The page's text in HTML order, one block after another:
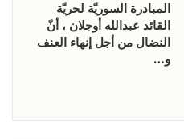
المبادرة السوريّة لحريّة
القائد عبدالله أوجلان ، أنّ
النضال من أجل إنهاء العنف
و…